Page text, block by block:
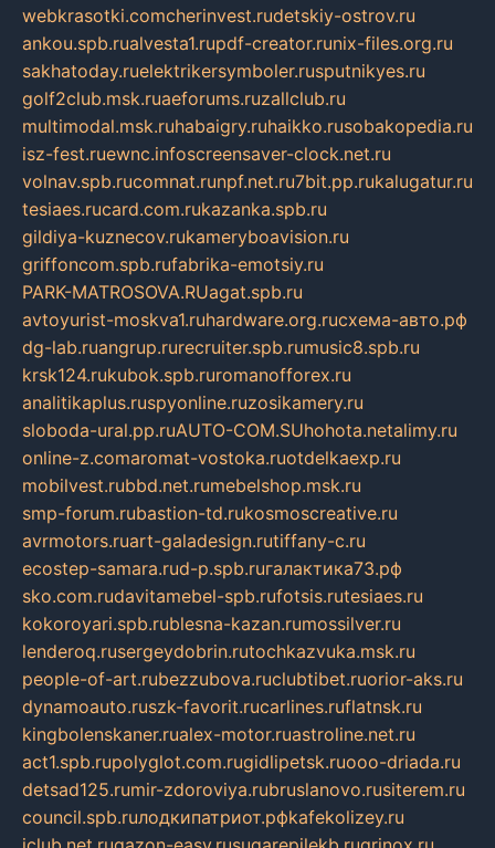
webkrasotki.comcherinvest.rudetskiy-ostrov.ru
ankou.spb.rualvesta1.rupdf-creator.runix-files.org.ru
sakhatoday.ruelektrikersymboler.rusputnikyes.ru
golf2club.msk.ruaeforums.ruzallclub.ru
multimodal.msk.ruhabaigry.ruhaikko.rusobakopedia.ru
isz-fest.ruewnc.infoscreensaver-clock.net.ru
volnav.spb.rucomnat.runpf.net.ru7bit.pp.rukalugatur.ru
tesiaes.rucard.com.rukazanka.spb.ru
gildiya-kuznecov.rukameryboavision.ru
griffoncom.spb.rufabrika-emotsiy.ru
PARK-MATROSOVA.RUagat.spb.ru
avtoyurist-moskva1.ruhardware.org.ruсхема-авто.рф
dg-lab.ruangrup.rurecruiter.spb.rumusic8.spb.ru
krsk124.rukubok.spb.ruromanofforex.ru
analitikaplus.ruspyonline.ruzosikamery.ru
sloboda-ural.pp.ruAUTO-COM.SUhohota.netalimy.ru
online-z.comaromat-vostoka.ruotdelkaexp.ru
mobilvest.rubbd.net.rumebelshop.msk.ru
smp-forum.rubastion-td.rukosmoscreative.ru
avrmotors.ruart-galadesign.rutiffany-c.ru
ecostep-samara.rud-p.spb.ruгалактика73.рф
sko.com.rudavitamebel-spb.rufotsis.rutesiaes.ru
kokoroyari.spb.rublesna-kazan.rumossilver.ru
lenderoq.rusergeydobrin.rutochkazvuka.msk.ru
people-of-art.rubezzubova.ruclubtibet.ruorior-aks.ru
dynamoauto.ruszk-favorit.rucarlines.ruflatnsk.ru
kingbolenskaner.rualex-motor.ruastroline.net.ru
act1.spb.rupolyglot.com.rugidlipetsk.ruooo-driada.ru
detsad125.rumir-zdoroviya.rubruslanovo.rusiterem.ru
council.spb.ruлодкипатриот.рфkafekolizey.ru